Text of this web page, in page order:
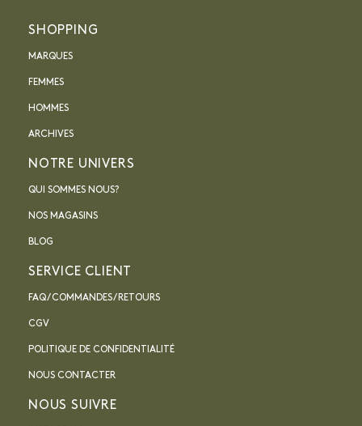
SHOPPING
MARQUES
FEMMES
HOMMES
ARCHIVES
NOTRE UNIVERS
QUI SOMMES NOUS?
NOS MAGASINS
BLOG
SERVICE CLIENT
FAQ / COMMANDES / RETOURS
CGV
POLITIQUE DE CONFIDENTIALITÉ
NOUS CONTACTER
NOUS SUIVRE